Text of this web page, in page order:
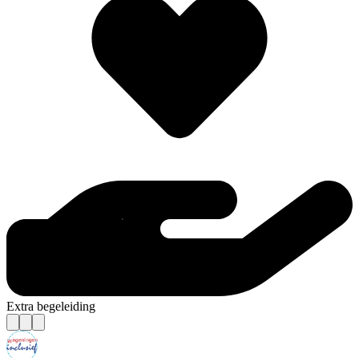
Extra begeleiding